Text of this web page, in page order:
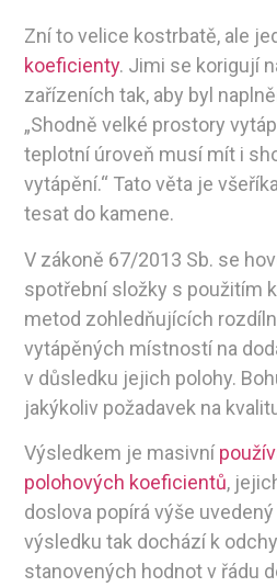
Zní to velice kostrbatě, ale
koeficienty. Jimi se korigují
zařízeních tak, aby byl
„Shodně velké prostory
teplotní úroveň musí mít i
vytápění.“ Tato věta je
tesat do kamene.
V zákoně 67/2013 Sb. se
spotřební složky s použitím
metod zohledňujících
vytápěných místností na
v důsledku jejich polohy.
jakýkoliv požadavek na
Výsledkem je masivní
polohových koeficientů,
doslova popírá výše
výsledku tak dochází k
stanovených hodnot v řádu